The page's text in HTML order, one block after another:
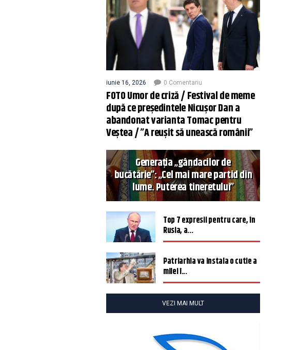
iunie 16, 2026 0 Comentariu
FOTO Umor de criză / Festival de meme
după ce președintele Nicușor Dan a
abandonat varianta Tomac pentru
Veștea / ”A reușit să unească românii”
Generația „gândacilor de
bucătărie”: „Cel mai mare partid din
lume. Puterea tineretului”
Top 7 expresii pentru care, în
Rusia, a...
Patriarhia va instala o cutie a
milei î...
VEZI MAI MULT